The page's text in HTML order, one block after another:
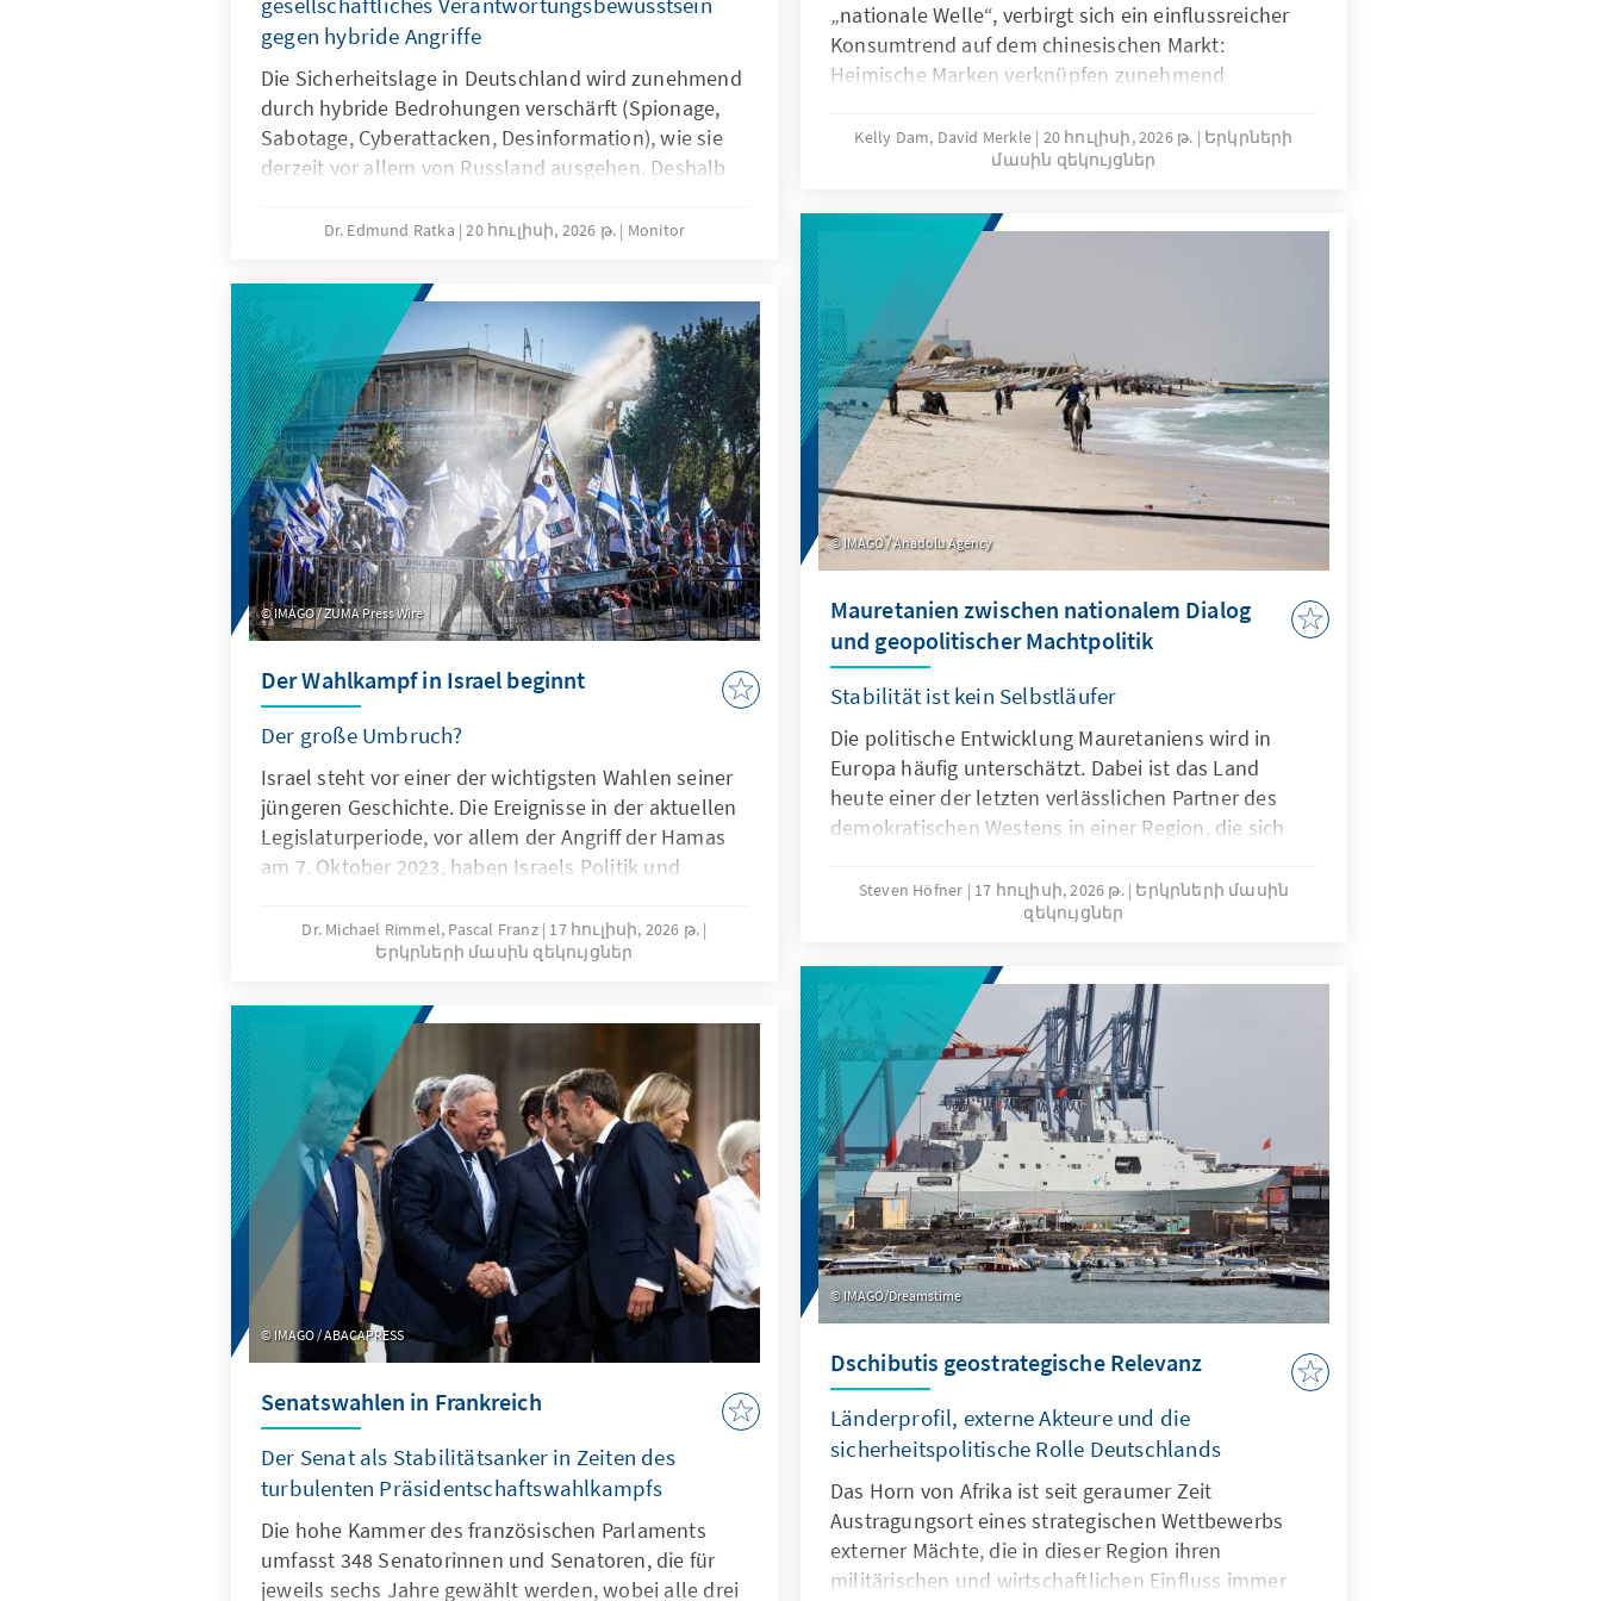
gegen hybride Angriffe
Die Sicherheitslage in Deutschland wird zunehmend
durch hybride Bedrohungen verschärft (Spionage,
Sabotage, Cyberattacken, Desinformation), wie sie
derzeit vor allem von Russland ausgehen. Deshalb
mit erweiterten Kompetenzen für die
Bevölkerungsschutzes. Zudem sind demokratische
Resilienz und ein neues gesamtgesellschaftliches
Verantwortungsbewusstsein Schlüsselfaktoren, um
im hybriden Krieg zu bestehen.
Dr. Edmund Ratka 20 հուլիսի, 2026 թ. Monitor
„nationale Welle“, verbirgt sich ein einflussreicher
Konsumtrend auf dem chinesischen Markt:
Heimische Marken verknüpfen zunehmend
Produktdesign (vgl. Wang 2022)[i]. Ob in der
Autoindustrie, in der Kosmetik, oder der
Segmenten wie Lebensmitteln, Spielzeug oder
Alltagsgegenständen begann, hat sich zu einem
Lifestyle-Trend mit internationaler Relevanz
entwickelt. Wie vermischt sich das wachsende
kulturelle Bewusstsein mit geschickter
Markenbildung? Was heißt das für internationale
Marken und kann China hierüber auch politische
soft power generieren? Der vorliegende
Länderbericht ordnet die damit verbundenen Trends
ein.
Kelly Dam, David Merkle 20 հուլիսի, 2026 թ.
Երկրների
մասին զեկույցներ
IMAGO / Anadolu Agency
Mauretanien zwischen nationalem Dialog
und geopolitischer Machtpolitik
Stabilität ist kein Selbstläufer
Die politische Entwicklung Mauretaniens wird in
Europa häufig unterschätzt. Dabei ist das Land
heute einer der letzten verlässlichen Partner des
demokratischen Westens in einer Region, die sich
Burkina Faso und Niger unter Militärherrschaften
stehen und Russland dort seinen Einfluss in den
politische Stabilität, internationale Kooperationen
und vorsichtige Reformen. Doch die
Herausforderungen könnten schneller wachsen als
die staatlichen Handlungsspielräume. Der
„nationale Dialog“ könnte deshalb zu einem
entscheidenden Test für die zukünftige Stabilität des
Landes werden.
Steven Höfner 17 հուլիսի, 2026 թ. Երկրների մասին
զեկույցներ
IMAGO / ZUMA Press Wire
Der Wahlkampf in Israel beginnt
Der große Umbruch?
Israel steht vor einer der wichtigsten Wahlen seiner
jüngeren Geschichte. Die Ereignisse in der aktuellen
Legislaturperiode, vor allem der Angriff der Hamas
am 7. Oktober 2023, haben Israels Politik und
am 27. Oktober 2026 steht die Frage nach der
zukünftigen politischen Richtung des Landes sowie
inzwischen 76-jährigen Premierministers Benjamin
Netanjahu.
Dr. Michael Rimmel, Pascal Franz 17 հուլիսի, 2026 թ.
Երկրների մասին զեկույցներ
IMAGO/Dreamstime
Dschibutis geostrategische Relevanz
Länderprofil, externe Akteure und die
sicherheitspolitische Rolle Deutschlands
Das Horn von Afrika ist seit geraumer Zeit
Austragungsort eines strategischen Wettbewerbs
externer Mächte, die in dieser Region ihren
militärischen und wirtschaftlichen Einfluss immer
IMAGO / ABACAPRESS
Senatswahlen in Frankreich
Der Senat als Stabilitätsanker in Zeiten des
turbulenten Präsidentschaftswahlkampfs
Die hohe Kammer des französischen Parlaments
umfasst 348 Senatorinnen und Senatoren, die für
jeweils sechs Jahre gewählt werden, wobei alle drei